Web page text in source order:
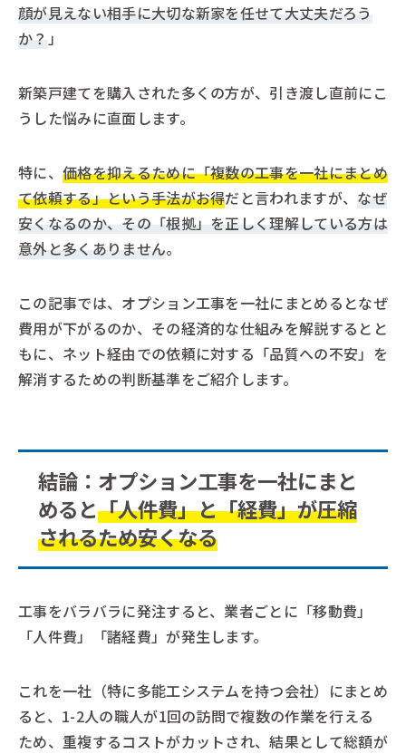
顔が見えない相手に大切な新家を任せて大丈夫だろう
か？」
新築戸建てを購入された多くの方が、引き渡し直前にこ
うした悩みに直面します。
特に、 価格を抑えるために「複数の工事を一社にまとめ
て依頼する」という手法がお得だと言われますが、なぜ
安くなるのか、その「根拠」を正しく理解している方は
意外と多くありません。
この記事では、オプション工事を一社にまとめるとなぜ
費用が下がるのか、その経済的な仕組みを解説するとと
もに、ネット経由での依頼に対する「品質への不安」を
解消するための判断基準をご紹介します。
結論：オプション工事を一社にまと
めると「人件費」と「経費」が圧縮
されるため安くなる
工事をバラバラに発注すると、業者ごとに「移動費」
「人件費」「諸経費」が発生します。
これを一社（特に多能工システムを持つ会社）にまとめ
ると、1-2人の職人が1回の訪問で複数の作業を行える
ため、重複するコストがカットされ、結果として総額が